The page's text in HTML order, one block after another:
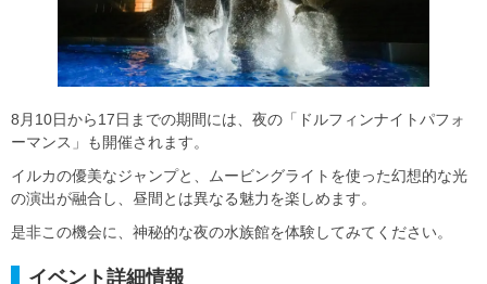
8月10日から17日までの期間には、夜の「ドルフィンナイトパフォ
ーマンス」も開催されます。
イルカの優美なジャンプと、ムービングライトを使った幻想的な光
の演出が融合し、昼間とは異なる魅力を楽しめます。
是非この機会に、神秘的な夜の水族館を体験してみてください。
イベント詳細情報